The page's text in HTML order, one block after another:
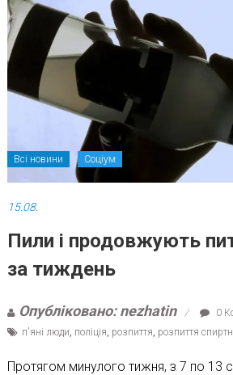
Всі новини Соціум
15.08.
Пили і продовжують
за тиждень
Опубліковано: nezhatin
0
п'яні люди поліція розпиття розпиття
Протягом минулого тижня, з 7 по 13